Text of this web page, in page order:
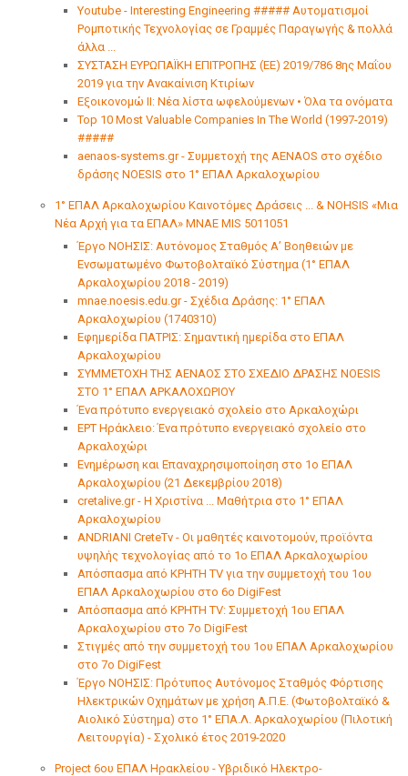
Youtube - Interesting Engineering ##### Αυτοματισμοί
Ρομποτικής Τεχνολογίας σε Γραμμές Παραγωγής & πολλά
άλλα ...
ΣΥΣΤΑΣΗ ΕΥΡΩΠΑΪΚΗ ΕΠΙΤΡΟΠΗΣ (ΕΕ) 2019/786 8ης Μαΐου
2019 για την Ανακαίνιση Κτιρίων
Εξοικονομώ ΙΙ: Νέα λίστα ωφελούμενων • Όλα τα ονόματα
Top 10 Most Valuable Companies In The World (1997-2019)
#####
aenaos-systems.gr - Συμμετοχή της AENAOS στο σχέδιο
δράσης NOESIS στο 1° ΕΠΑΛ Αρκαλοχωρίου
1° ΕΠΑΛ Αρκαλοχωρίου Καινοτόμες Δράσεις ... & NOHSIS «Μια
Νέα Αρχή για τα ΕΠΑΛ» ΜΝΑΕ MIS 5011051
Έργο ΝΟΗΣΙΣ: Αυτόνομος Σταθμός Α’ Βοηθειών με
Ενσωματωμένο Φωτοβολταϊκό Σύστημα (1° ΕΠΑΛ
Αρκαλοχωρίου 2018 - 2019)
mnae.noesis.edu.gr - Σχέδια Δράσης: 1° ΕΠΑΛ
Αρκαλοχωρίου (1740310)
Εφημερίδα ΠΑΤΡΙΣ: Σημαντική ημερίδα στο ΕΠΑΛ
Αρκαλοχωρίου
ΣΥΜΜΕΤΟΧΗ ΤΗΣ ΑΕΝΑΟΣ ΣΤΟ ΣΧΕΔΙΟ ΔΡΑΣΗΣ NOESIS
ΣΤΟ 1° ΕΠΑΛ ΑΡΚΑΛΟΧΩΡΙΟΥ
Ένα πρότυπο ενεργειακό σχολείο στο Αρκαλοχώρι
ΕΡΤ Ηράκλειο: Ένα πρότυπο ενεργειακό σχολείο στο
Αρκαλοχώρι
Ενημέρωση και Επαναχρησιμοποίηση στο 1ο ΕΠΑΛ
Αρκαλοχωρίου (21 Δεκεμβρίου 2018)
cretalive.gr - Η Χριστίνα ... Μαθήτρια στο 1° ΕΠΑΛ
Αρκαλοχωρίου
ANDRIANI CreteTv - Οι μαθητές καινοτομούν, προϊόντα
υψηλής τεχνολογίας από το 1ο ΕΠΑΛ Αρκαλοχωρίου
Απόσπασμα από ΚΡΗΤΗ TV για την συμμετοχή του 1ου
ΕΠΑΛ Αρκαλοχωρίου στο 6ο DigiFest
Απόσπασμα από ΚΡΗΤΗ TV: Συμμετοχή 1ου ΕΠΑΛ
Αρκαλοχωρίου στο 7ο DigiFest
Στιγμές από την συμμετοχή του 1ου ΕΠΑΛ Αρκαλοχωρίου
στο 7ο DigiFest
Έργο ΝΟΗΣΙΣ: Πρότυπος Αυτόνομος Σταθμός Φόρτισης
Ηλεκτρικών Οχημάτων με χρήση Α.Π.Ε. (Φωτοβολταϊκό &
Αιολικό Σύστημα) στο 1° ΕΠΑ.Λ. Αρκαλοχωρίου (Πιλοτική
Λειτουργία) - Σχολικό έτος 2019-2020
Project 6ου ΕΠΑΛ Ηρακλείου - Υβριδικό Ηλεκτρο-